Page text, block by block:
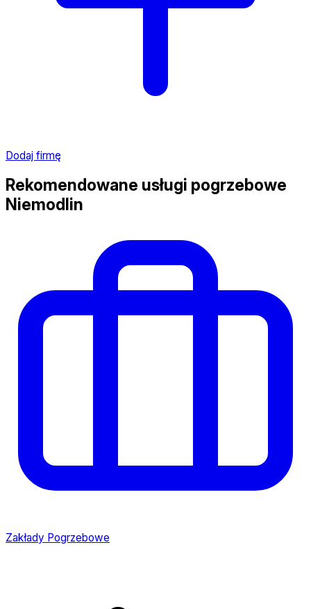
Dodaj firmę
Rekomendowane usługi pogrzebowe
Niemodlin
Zakłady Pogrzebowe